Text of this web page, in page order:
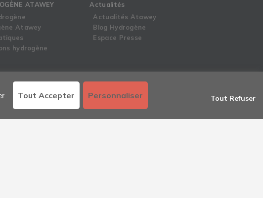
ATAWEY
Atawey
hydrogène
360°
Actualités
Actualités Atawey
Blog Hydrogène
Espace Presse
Tout Accepter Tout Refuser
Personnaliser